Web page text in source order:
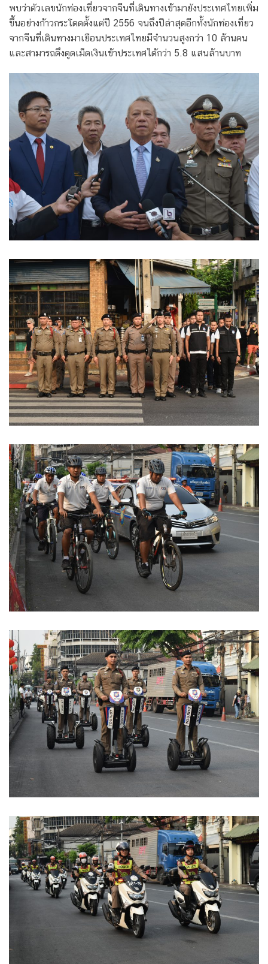
พบว่าตัวเลขนักท่องเที่ยวจากจีนที่เดินทางเข้ามายังประเทศไทยเพิ่ม
ขึ้นอย่างก้าวกระโดดตั้งแต่ปี 2556 จนถึงปีล่าสุดอีกทั้งนักท่องเที่ยว
จากจีนที่เดินทางมาเยือนประเทศไทยมีจำนวนสูงกว่า 10 ล้านคน
และสามารถดึงดูดเม็ดเงินเข้าประเทศได้กว่า 5.8 แสนล้านบาท